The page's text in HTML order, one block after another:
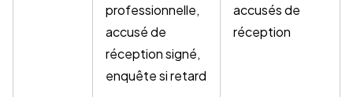
professionnelle,
accusé de
réception signé,
enquête si retard
accusés de
réception